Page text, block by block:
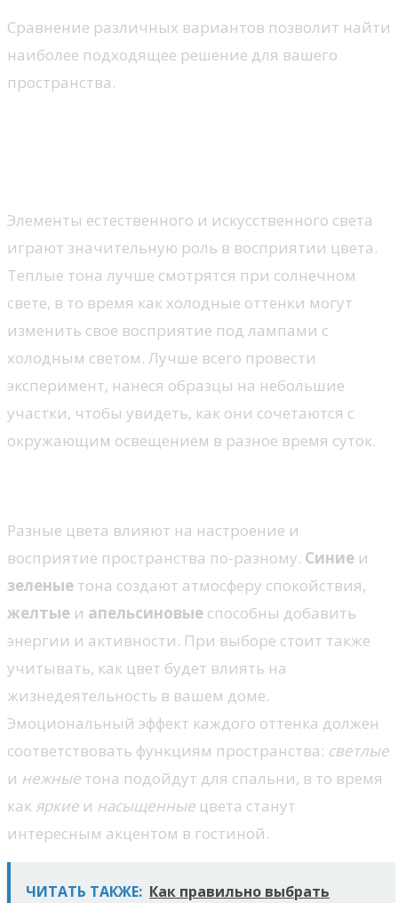
Сравнение различных вариантов позволит найти
наиболее подходящее решение для вашего
пространства.
Элементы естественного и искусственного света
играют значительную роль в восприятии цвета.
Теплые тона лучше смотрятся при солнечном
свете, в то время как холодные оттенки могут
изменить свое восприятие под лампами с
холодным светом. Лучше всего провести
эксперимент, нанеся образцы на небольшие
участки, чтобы увидеть, как они сочетаются с
окружающим освещением в разное время суток.
Разные цвета влияют на настроение и
восприятие пространства по-разному. Синие и
зеленые тона создают атмосферу спокойствия,
желтые и апельсиновые способны добавить
энергии и активности. При выборе стоит также
учитывать, как цвет будет влиять на
жизнедеятельность в вашем доме.
Эмоциональный эффект каждого оттенка должен
соответствовать функциям пространства: светлые
и нежные тона подойдут для спальни, в то время
как яркие и насыщенные цвета станут
интересным акцентом в гостиной.
ЧИТАТЬ ТАКЖЕ: Как правильно выбрать